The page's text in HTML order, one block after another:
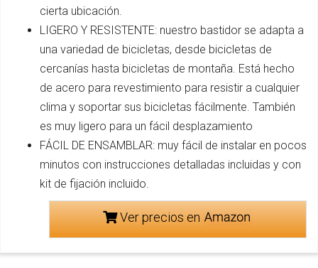
cierta ubicación.
LIGERO Y RESISTENTE: nuestro bastidor se adapta a
una variedad de bicicletas, desde bicicletas de
cercanías hasta bicicletas de montaña. Está hecho
de acero para revestimiento para resistir a cualquier
clima y soportar sus bicicletas fácilmente. También
es muy ligero para un fácil desplazamiento
FÁCIL DE ENSAMBLAR: muy fácil de instalar en pocos
minutos con instrucciones detalladas incluidas y con
kit de fijación incluido.
Ver precios en